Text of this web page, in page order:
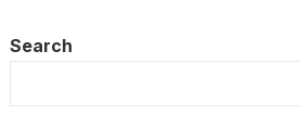
Search